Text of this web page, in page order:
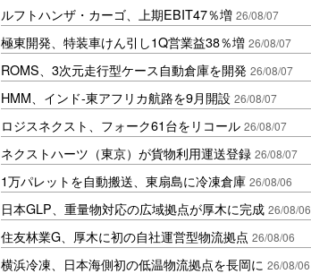
ルフトハンザ・カーゴ、上期EBIT47％増 26/08/07
極東開発、特装車けん引し1Q営業益38％増 26/08/07
ROMS、3次元走行型ケース自動倉庫を開発 26/08/07
HMM、インド-東アフリカ航路を9月開設 26/08/07
ロジスネクスト、フォーク61台をリコール 26/08/07
ネクストハーツ（東京）が貨物利用運送登録 26/08/07
1万パレットを自動搬送、東扇島に冷凍倉庫 26/08/06
日本GLP、重量物対応の広域拠点が厚木に完成 26/08/06
住友林業G、厚木に初の自社運営型物流拠点 26/08/06
横浜冷凍、日本海側初の低温物流拠点を長岡に 26/08/06